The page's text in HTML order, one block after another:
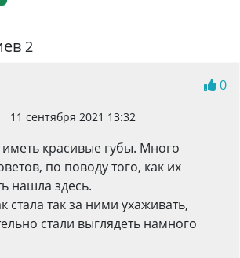
2
0
11 сентября 2021 13:32
иметь красивые губы. Много
по поводу того, как их
нашла здесь.
стала так за ними ухаживать,
стали выглядеть намного